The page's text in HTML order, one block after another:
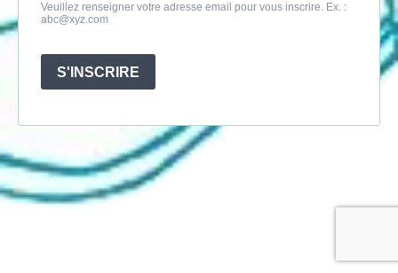
Veuillez renseigner votre adresse email pour vous inscrire. Ex. :
abc@xyz.com
S'INSCRIRE